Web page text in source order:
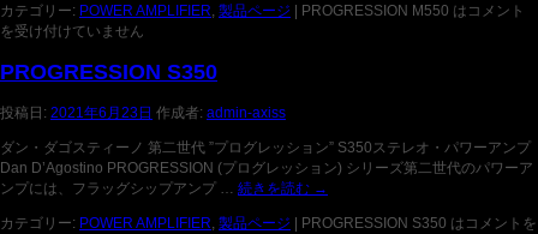
カテゴリー: POWER AMPLIFIER, 製品ページ PROGRESSION M550 は コメント
を受け付けていません
PROGRESSION S350
投稿日: 2021年6月23日 作成者: admin-axiss
ダン・ダゴスティーノ 第二世代 ”プログレッション” S350ステレオ・パワーアンプ
Dan D’Agostino PROGRESSION (プログレッション) シリーズ第二世代のパワーア
ンプには、フラッグシップアンプ … 続きを読む →
カテゴリー: POWER AMPLIFIER, 製品ページ PROGRESSION S350 は コメントを